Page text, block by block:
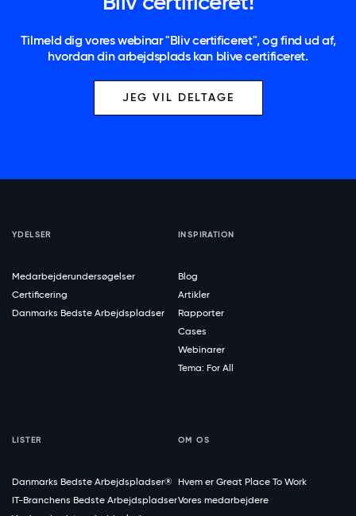
Tilmeld dig vores webinar "Bliv certificeret", og find ud af,
hvordan din arbejdsplads kan blive certificeret.
JEG VIL DELTAGE
YDELSER
Medarbejderundersøgelser
Certificering
Danmarks Bedste Arbejdspladser
INSPIRATION
Blog
Artikler
Rapporter
Cases
Webinarer
Tema: For All
LISTER
Danmarks Bedste Arbejdspladser®
IT-Branchens Bedste Arbejdspladser
OM OS
Hvem er Great Place To Work
Vores medarbejdere